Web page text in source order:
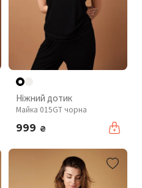
Ніжний дотик
Майка 015GT чорна
999 ₴